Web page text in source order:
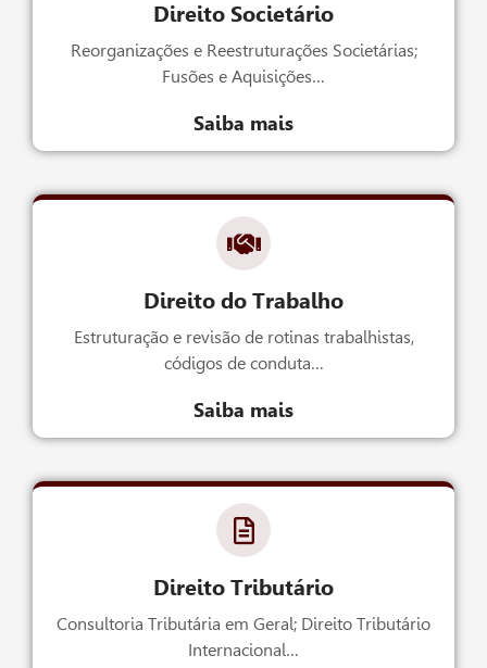
Direito Societário
Reorganizações e Reestruturações Societárias;
Fusões e Aquisições…
Saiba mais
Direito do Trabalho
Estruturação e revisão de rotinas trabalhistas,
códigos de conduta…
Saiba mais
Direito Tributário
Consultoria Tributária em Geral; Direito Tributário
Internacional…